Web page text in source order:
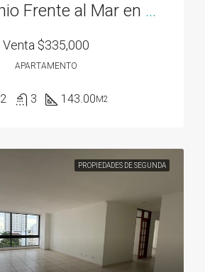
Condominio Frente al Mar en Bahía Gorgona
Venta $335,000
APARTAMENTO
2 3 143.00M2
PROPIEDADES DE SEGUNDA